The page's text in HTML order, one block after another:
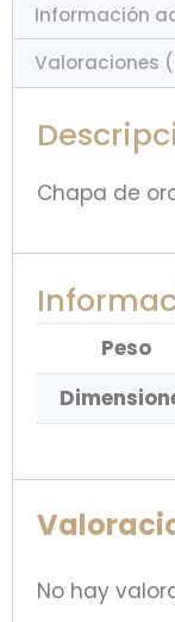
Información
Valoraciones
Chapa de
Peso
No hay